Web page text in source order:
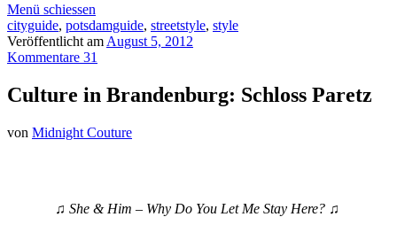
Menü schiessen
cityguide, potsdamguide, streetstyle, style
Veröffentlicht am August 5, 2012
Kommentare 31
Culture in Brandenburg: Schloss Paretz
von Midnight Couture
♫ She & Him – Why Do You Let Me Stay Here?♫